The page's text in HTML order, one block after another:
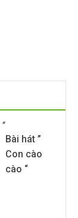
Bài hát ”
Con cào
cào “